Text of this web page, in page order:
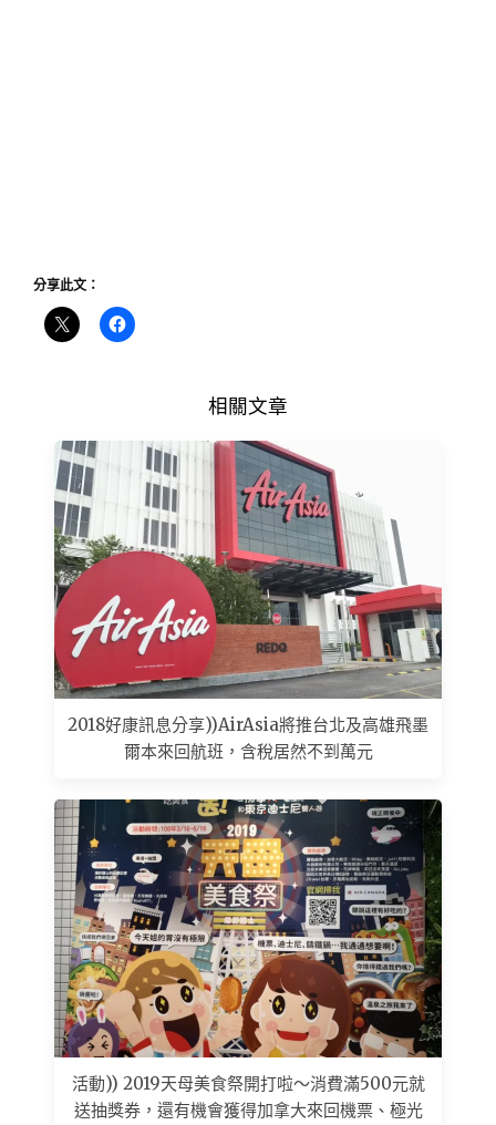
分享此文：
相關文章
2018好康訊息分享))AirAsia將推台北及高雄飛墨
爾本來回航班，含稅居然不到萬元
活動)) 2019天母美食祭開打啦～消費滿500元就
送抽獎券，還有機會獲得加拿大來回機票、極光